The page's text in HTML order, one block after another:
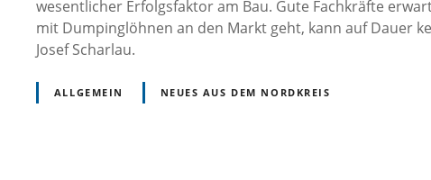
wesentlicher Erfolgsfaktor am Bau. Gute Fachkräfte
mit Dumpinglöhnen an den Markt geht, kann auf Dauer
Josef Scharlau.
ALLGEMEIN NEUES AUS DEM NORDKREIS